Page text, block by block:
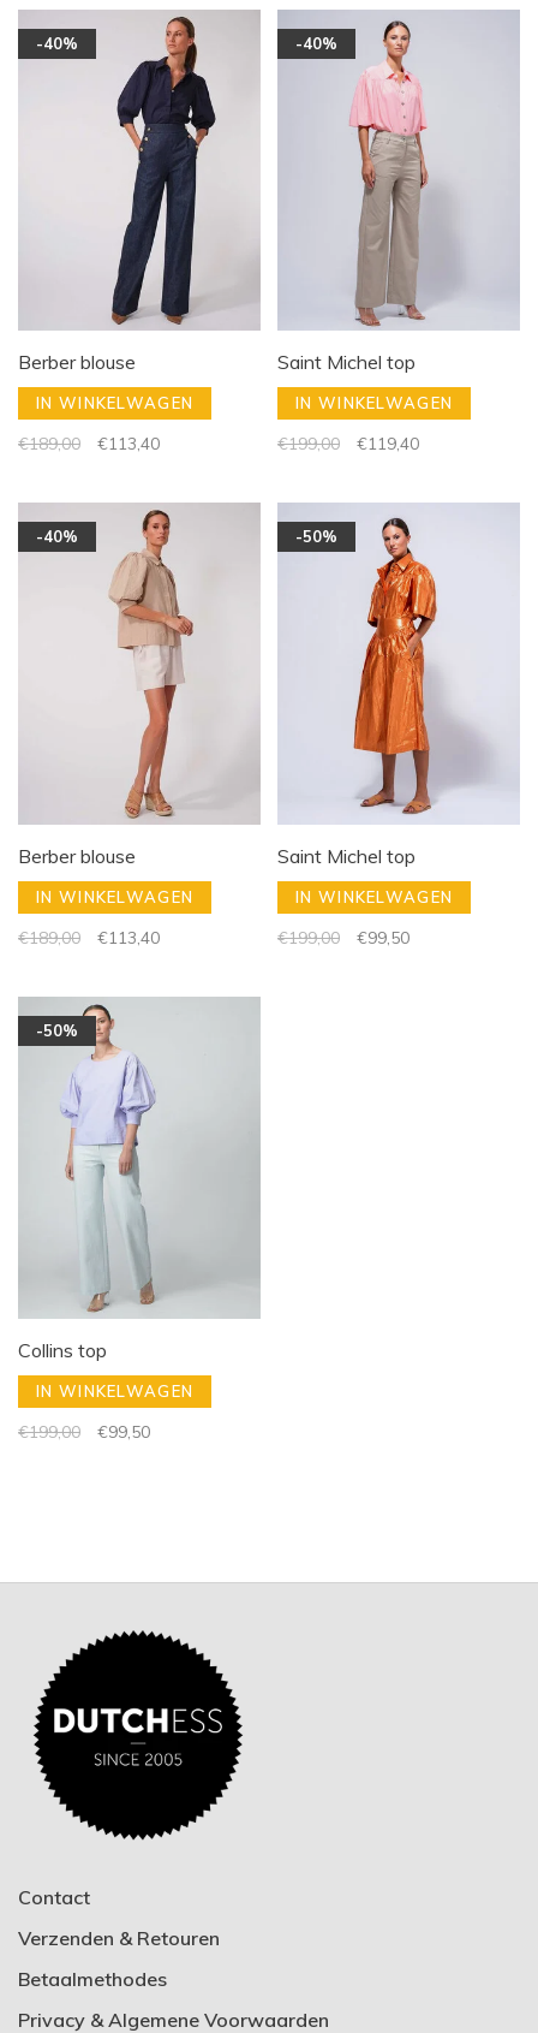
-40%
Berber blouse
IN WINKELWAGEN
€189,00 €113,40
-40%
Saint Michel top
IN WINKELWAGEN
€199,00 €119,40
-40%
Berber blouse
IN WINKELWAGEN
€189,00 €113,40
-50%
Saint Michel top
IN WINKELWAGEN
€199,00 €99,50
-50%
Collins top
IN WINKELWAGEN
€199,00 €99,50
Contact
Verzenden & Retouren
Betaalmethodes
Privacy & Algemene Voorwaarden